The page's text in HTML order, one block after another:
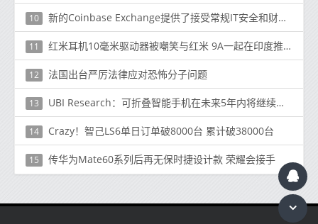
10 新的Coinbase Exchange提供了接受常规IT安全和财务审计”的希望
11 红米耳机10毫米驱动器被嘲笑与红米 9A一起在印度推出
12 法国出台严厉法律应对恐怖分子问题
13 UBI Research：可折叠智能手机在未来5年内将继续使用UTG和CPI
14 Crazy！智己LS6单日订单破8000台 累计破38000台
15 传华为Mate60系列后再无保时捷设计款 荣耀会接手